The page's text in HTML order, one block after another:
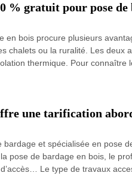
% gratuit pour pose de
en bois procure plusieurs
chalets ou la ruralité. Les
thermique. Pour
une tarification
et spécialisée en pose
pose de bardage en bois, le
Le type de travaux